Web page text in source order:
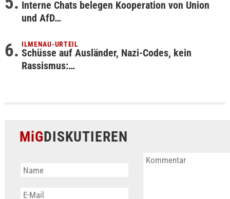
Interne Chats belegen Kooperation von Union
und AfD…
ILMENAU-URTEIL
Schüsse auf Ausländer, Nazi-Codes, kein
Rassismus:…
MiGDISKUTIEREN